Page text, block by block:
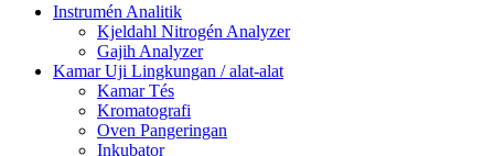
Instrumén Analitik
Kjeldahl Nitrogén Analyzer
Gajih Analyzer
Kamar Uji Lingkungan / alat-alat
Kamar Tés
Kromatografi
Oven Pangeringan
Inkubator